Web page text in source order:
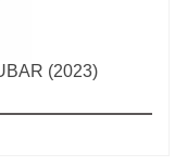
(2023)